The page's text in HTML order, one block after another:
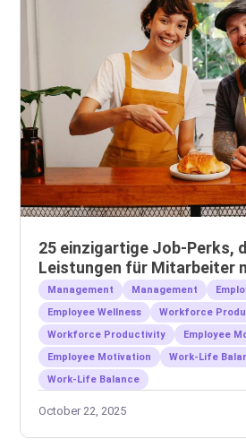
25 einzigartige Job-Perks,
Leistungen für Mitarbeiter
Management Management
Employee Wellness
Workforce
Workforce Productivity
Employee
Employee Motivation
Work-Life
Work-Life Balance
October 22, 2025